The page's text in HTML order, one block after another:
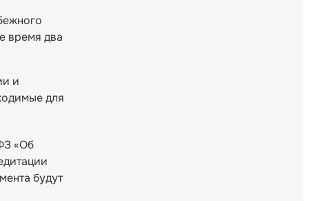
время два
и
для
«Об
будут